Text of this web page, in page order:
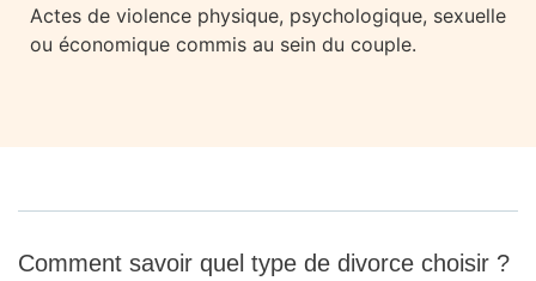
Actes de violence physique, psychologique, sexuelle
ou économique commis au sein du couple.
Comment savoir quel type de divorce choisir ?